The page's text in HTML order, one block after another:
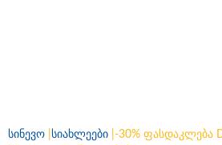
სინევო სიახლეები -30% ფასდაკლება